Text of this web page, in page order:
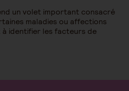
un volet important consacré
maladies ou affections
à identifier les facteurs de